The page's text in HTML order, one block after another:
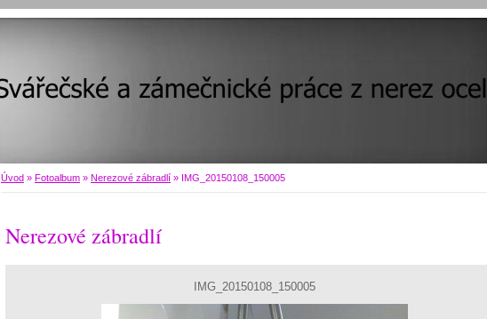
Úvod » Fotoalbum » Nerezové zábradlí » IMG_20150108_150005
Nerezové zábradlí
IMG_20150108_150005